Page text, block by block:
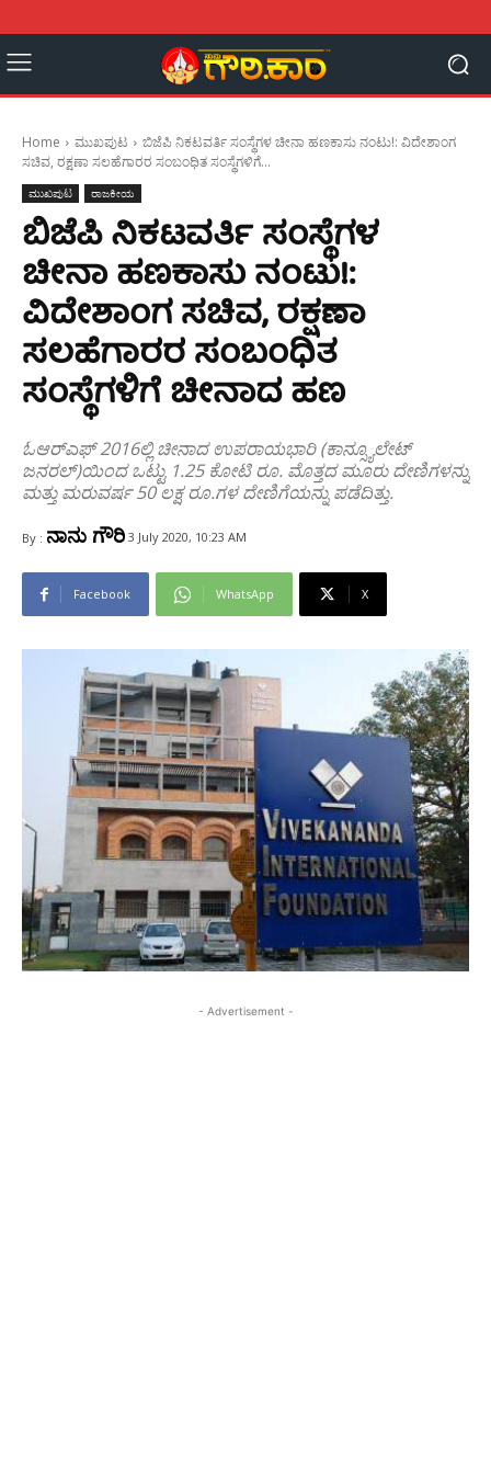
Home ಮುಖಪುಟ
ಬಿಜೆಪಿ ನಿಕಟವರ್ತಿ ಸಂಸ್ಥೆಗಳ ಚೀನಾ ಹಣಕಾಸು ನಂಟು!: ವಿದೇಶಾಂಗ
ಸಚಿವ, ರಕ್ಷಣಾ ಸಲಹೆಗಾರರ ಸಂಬಂಧಿತ ಸಂಸ್ಥೆಗಳಿಗೆ...
ಮುಖಪುಟ ರಾಜಕೀಯ
ಬಿಜೆಪಿ ನಿಕಟವರ್ತಿ ಸಂಸ್ಥೆಗಳ
ಚೀನಾ ಹಣಕಾಸು ನಂಟು!:
ವಿದೇಶಾಂಗ ಸಚಿವ, ರಕ್ಷಣಾ
ಸಲಹೆಗಾರರ ಸಂಬಂಧಿತ
ಸಂಸ್ಥೆಗಳಿಗೆ ಚೀನಾದ ಹಣ
ಓಆರ್‌ಎಫ್ 2016ಲ್ಲಿ ಚೀನಾದ ಉಪರಾಯಭಾರಿ (ಕಾನ್ಸ್ಯೂಲೇಟ್
ಜನರಲ್)ಯಿಂದ ಒಟ್ಟು 1.25 ಕೋಟಿ ರೂ. ಮೊತ್ತದ ಮೂರು ದೇಣಿಗಳನ್ನು
ಮತ್ತು ಮರುವರ್ಷ 50 ಲಕ್ಷ ರೂ.ಗಳ ದೇಣಿಗೆಯನ್ನು ಪಡೆದಿತ್ತು.
By : ನಾನು ಗೌರಿ 3 July 2020, 10:23 AM
Facebook WhatsApp X
- Advertisement -